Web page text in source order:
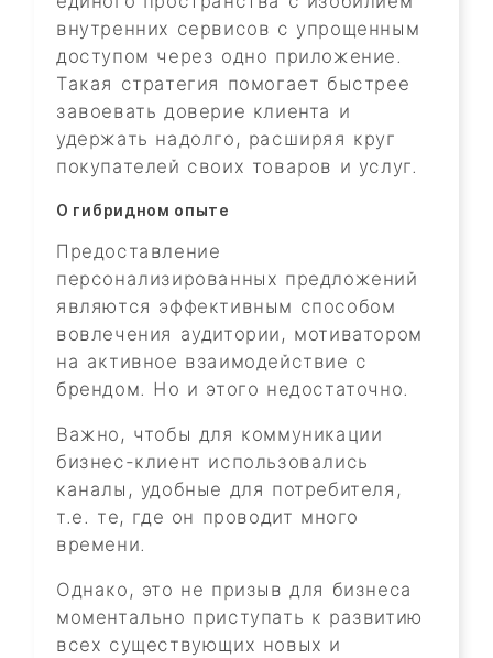
внутренних сервисов с упрощенным
доступом через одно приложение.
Такая стратегия помогает быстрее
завоевать доверие клиента и
удержать надолго, расширяя круг
покупателей своих товаров и услуг.
О гибридном опыте
Предоставление
персонализированных предложений
являются эффективным способом
вовлечения аудитории, мотиватором
на активное взаимодействие с
брендом. Но и этого недостаточно.
Важно, чтобы для коммуникации
бизнес-клиент использовались
каналы, удобные для потребителя,
т.е. те, где он проводит много
времени.
Однако, это не призыв для бизнеса
моментально приступать к развитию
всех существующих новых и